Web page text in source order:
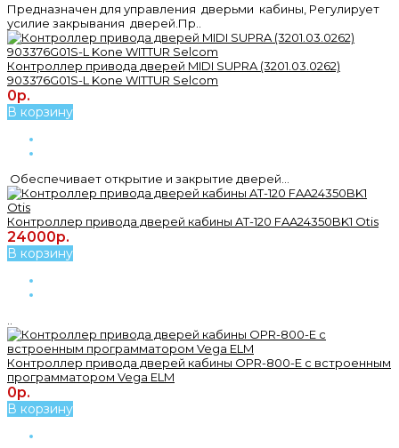
Предназначен для управления дверьми кабины, Регулирует
усилие закрывания дверей.Пр..
Контроллер привода дверей MIDI SUPRA (3201.03.0262)
903376G01S-L Kone WITTUR Selcom
0р.
В корзину
Обеспечивает открытие и закрытие дверей...
Контроллер привода дверей кабины AT-120 FAA24350BK1 Otis
24000р.
В корзину
Контроллер привода дверей кабины OPR-800-E с встроенным
программатором Vega ELM
0р.
В корзину